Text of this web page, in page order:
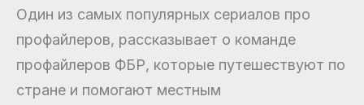
Один из самых популярных сериалов про
профайлеров, рассказывает о команде
профайлеров ФБР, которые путешествуют по
стране и помогают местным